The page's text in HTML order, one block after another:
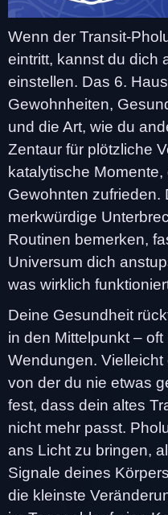
Wenn der Transit-
eintritt, kannst du dich
einstellen. Das 6.
Gewohnheiten,
und die Art, wie du
Zentaur für plötzliche
katalytische
Gewohnten zufrieden.
merkwürdige
Routinen bemerken,
Universum dich
was wirklich
Deine Gesundheit
in den Mittelpunkt –
Wendungen.
von der du nie etwas
fest, dass dein altes
nicht mehr passt.
ans Licht zu bringen,
Signale deines
die kleinste